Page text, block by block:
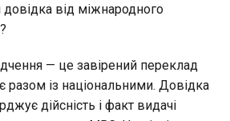
довідка від міжнародного
— це завірений переклад
разом із національними. Довідка
дійсність і факт видачі